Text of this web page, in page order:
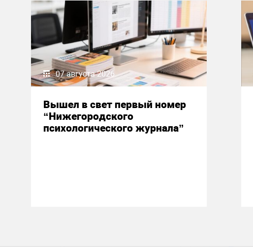
07 августа 2026
Вышел в свет первый номер
“Нижегородского
психологического журнала”